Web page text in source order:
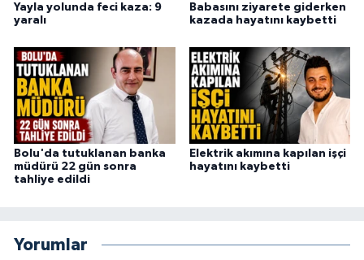
Yayla yolunda feci kaza: 9
yaralı
Babasını ziyarete giderken
kazada hayatını kaybetti
Bolu'da tutuklanan banka
müdürü 22 gün sonra
tahliye edildi
Elektrik akımına kapılan işçi
hayatını kaybetti
Yorumlar